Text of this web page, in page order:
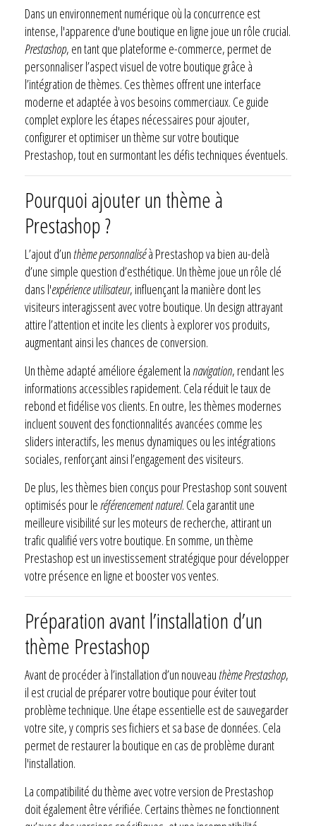
Dans un environnement numérique où la concurrence est
intense, l'apparence d'une boutique en ligne joue un rôle crucial.
Prestashop, en tant que plateforme e-commerce, permet de
personnaliser l’aspect visuel de votre boutique grâce à
l’intégration de thèmes. Ces thèmes offrent une interface
moderne et adaptée à vos besoins commerciaux. Ce guide
complet explore les étapes nécessaires pour ajouter,
configurer et optimiser un thème sur votre boutique
Prestashop, tout en surmontant les défis techniques éventuels.
Pourquoi ajouter un thème à
Prestashop ?
L’ajout d’unthème personnaliséà Prestashop va bien au-delà
d’une simple question d’esthétique. Un thème joue un rôle clé
dans l'expérience utilisateur, influençant la manière dont les
visiteurs interagissent avec votre boutique. Un design attrayant
attire l’attention et incite les clients à explorer vos produits,
augmentant ainsi les chances de conversion.
Un thème adapté améliore également la navigation, rendant les
informations accessibles rapidement. Cela réduit le taux de
rebond et fidélise vos clients. En outre, les thèmes modernes
incluent souvent des fonctionnalités avancées comme les
sliders interactifs, les menus dynamiques ou les intégrations
sociales, renforçant ainsi l’engagement des visiteurs.
De plus, les thèmes bien conçus pour Prestashop sont souvent
optimisés pour le référencement naturel. Cela garantit une
meilleure visibilité sur les moteurs de recherche, attirant un
trafic qualifié vers votre boutique. En somme, un thème
Prestashop est un investissement stratégique pour développer
votre présence en ligne et booster vos ventes.
Préparation avant l’installation d’un
thème Prestashop
Avant de procéder à l’installation d’un nouveauthème Prestashop,
il est crucial de préparer votre boutique pour éviter tout
problème technique. Une étape essentielle est de sauvegarder
votre site, y compris ses fichiers et sa base de données. Cela
permet de restaurer la boutique en cas de problème durant
l'installation.
La compatibilité du thème avec votre version de Prestashop
doit également être vérifiée. Certains thèmes ne fonctionnent